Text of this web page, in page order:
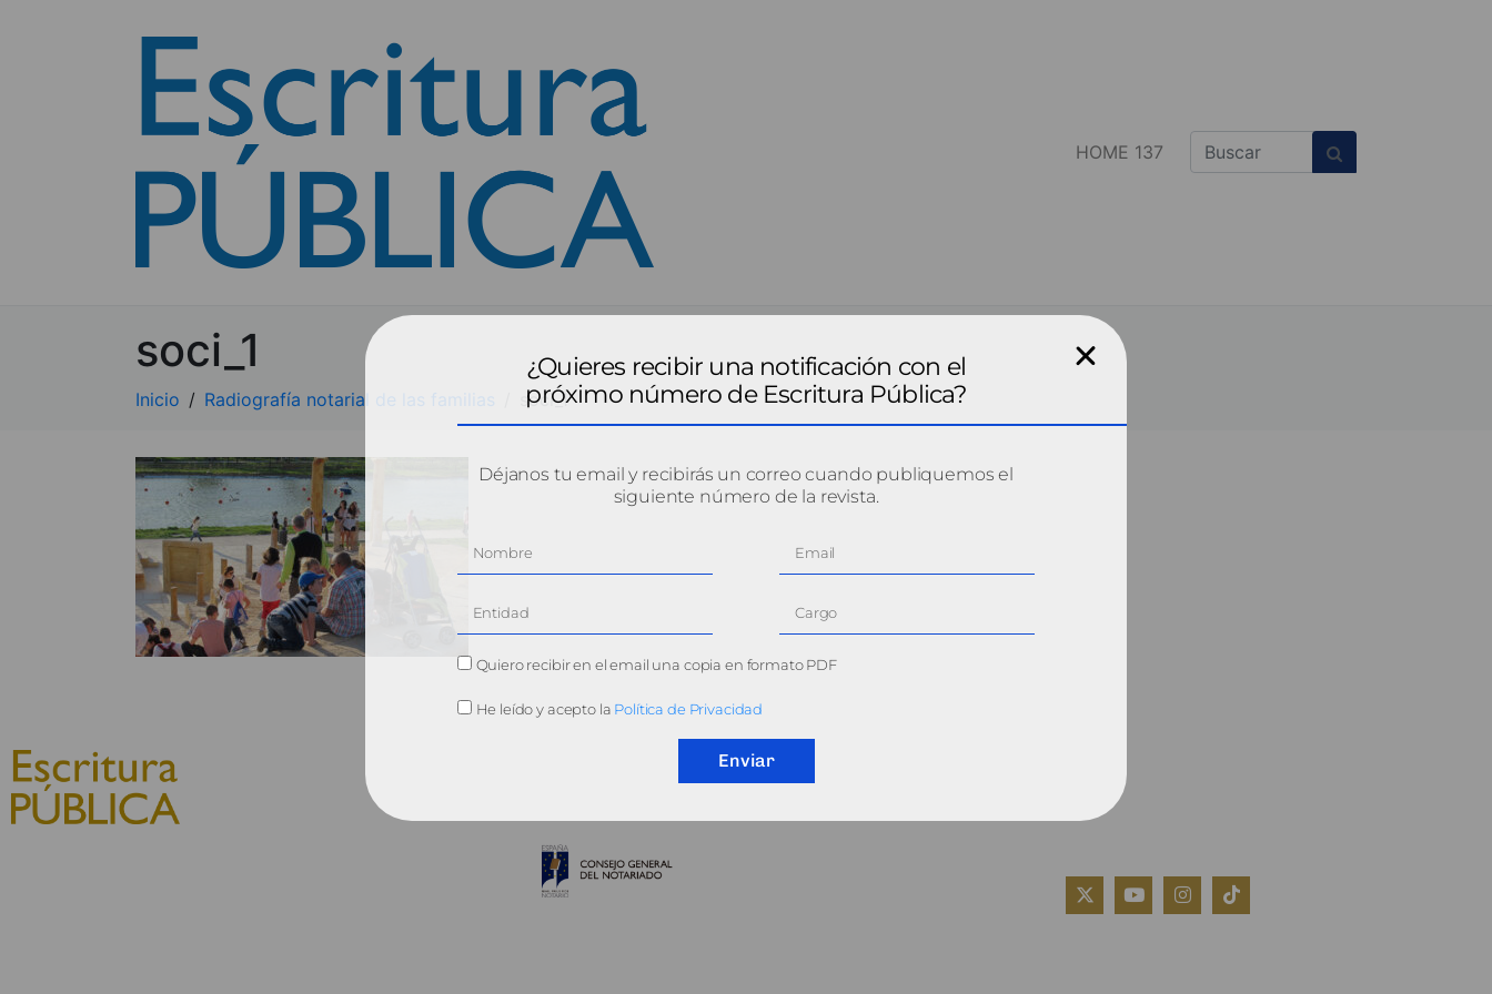
HOME 137
soci_1
Inicio Radiografía notarial de las familias soci_1
POLÍTICA DE COOKIES
¿Quieres recibir una notificación con el
próximo número de Escritura Pública?
Déjanos tu email y recibirás un correo cuando publiquemos el
siguiente número de la revista.
Quiero recibir en el email una copia en formato PDF
He leído y acepto la Política de Privacidad
Enviar